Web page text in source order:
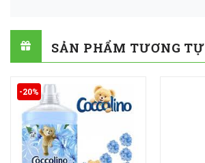
SẢN PHẨM TƯƠNG TỰ
-20%